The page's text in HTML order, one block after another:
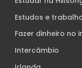
Estudos e
Fazer dinheiro no
Intercâmbio